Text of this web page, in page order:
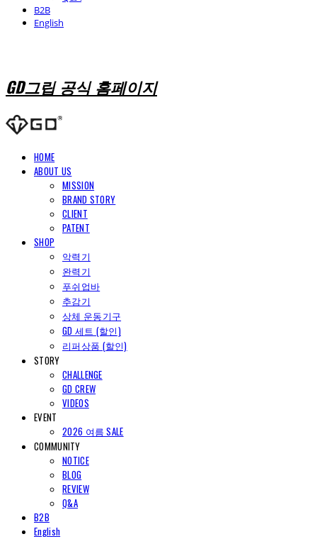
B2B
English
GD그립 공식 홈페이지
HOME
ABOUT US
MISSION
BRAND STORY
CLIENT
PATENT
SHOP
악력기
완력기
푸쉬업바
추감기
상체 운동기구
GD 세트 (할인)
리퍼상품 (할인)
STORY
CHALLENGE
GD CREW
VIDEOS
EVENT
2026 여름 SALE
COMMUNITY
NOTICE
BLOG
REVIEW
Q&A
B2B
English